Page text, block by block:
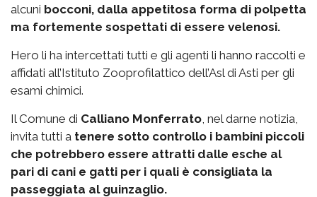
alcuni bocconi, dalla appetitosa forma di polpetta
ma fortemente sospettati di essere velenosi.
Hero li ha intercettati tutti e gli agenti li hanno raccolti e
affidati all’Istituto Zooprofilattico dell’Asl di Asti per gli
esami chimici.
Il Comune di Calliano Monferrato , nel darne notizia,
invita tutti a tenere sotto controllo i bambini piccoli
che potrebbero essere attratti dalle esche al
pari di cani e gatti per i quali è consigliata la
passeggiata al guinzaglio.